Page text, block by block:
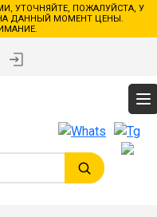
УТОЧНЯЙТЕ, ПОЖАЛУЙСТА, У
ДАННЫЙ МОМЕНТ ЦЕНЫ.